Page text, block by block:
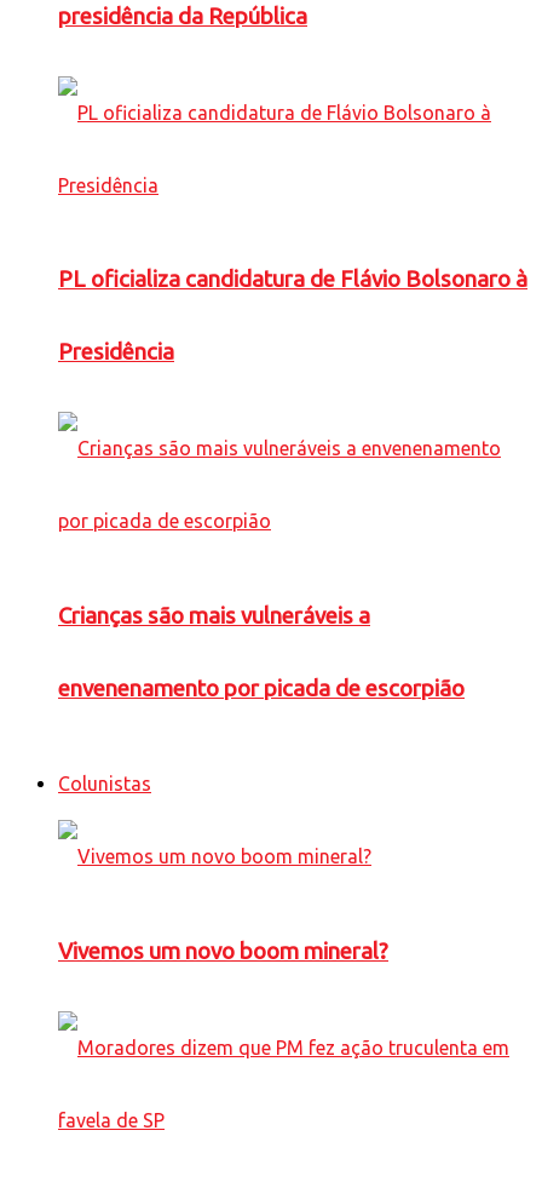
presidência da República
PL oficializa candidatura de Flávio Bolsonaro à
Presidência
Crianças são mais vulneráveis a
envenenamento por picada de escorpião
Colunistas
Vivemos um novo boom mineral?